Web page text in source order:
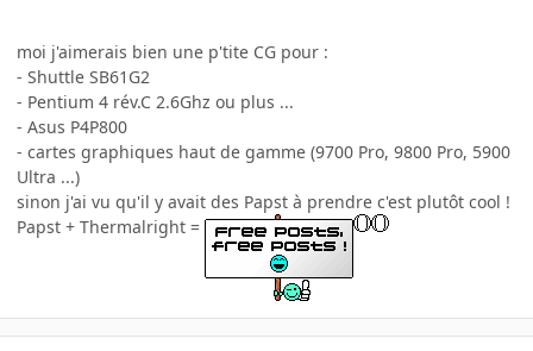
moi j'aimerais bien une p'tite CG pour :
- Shuttle SB61G2
- Pentium 4 rév.C 2.6Ghz ou plus ...
- Asus P4P800
- cartes graphiques haut de gamme (9700 Pro, 9800 Pro, 5900
Ultra ...)
sinon j'ai vu qu'il y avait des Papst à prendre c'est plutôt cool !
Papst + Thermalright =